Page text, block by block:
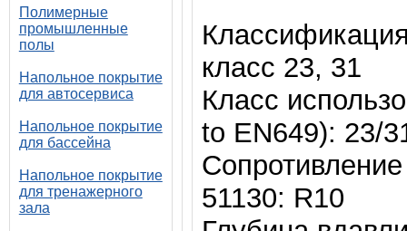
Полимерные
промышленные
полы
Напольное покрытие
для автосервиса
Напольное покрытие
для бассейна
Напольное покрытие
для тренажерного
зала
класс 23, 31
Класс
to EN649): 23/
51130: R10